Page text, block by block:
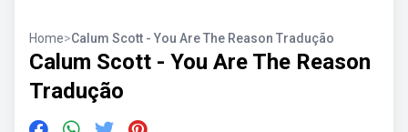
Home>Calum Scott - You Are The Reason Tradução
Calum Scott - You Are The Reason
Tradução